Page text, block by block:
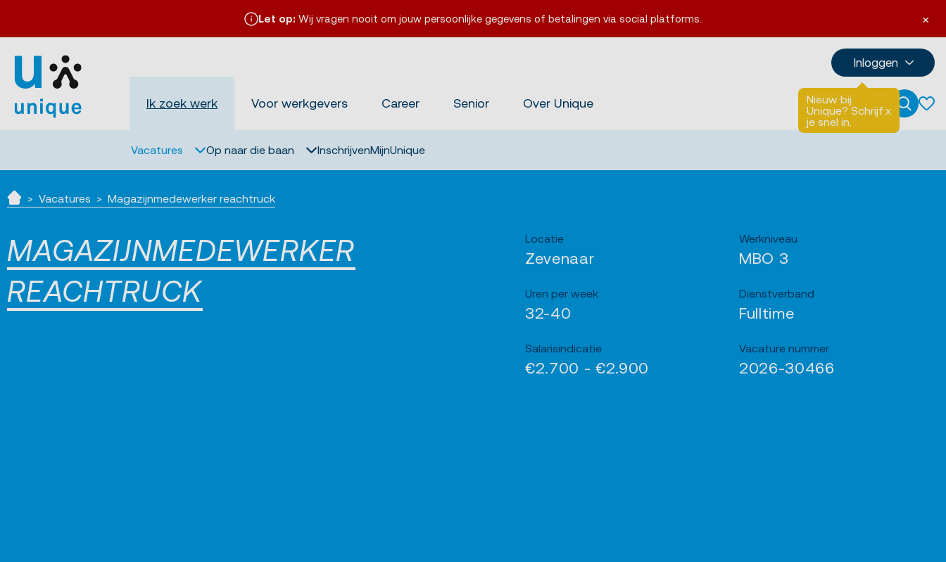
×
Let op: Wij vragen nooit om jouw persoonlijke gegevens of betalingen via social platforms.
Inloggen
Nieuw bij
Unique? Schrijf
je snel in.
x
Ik zoek werk Voor werkgevers Career Senior Over Unique English
Zoeken
Vacatures Op naar die baan InschrijvenMijnUnique
Vacatures Magazijnmedewerker reachtruck
MAGAZIJNMEDEWERKER
REACHTRUCK
Locatie
Zevenaar
Werkniveau
MBO 3
Uren per week
32-40
Dienstverband
Fulltime
Salarisindicatie
€2.700 - €2.900
Vacature nummer
2026-30466